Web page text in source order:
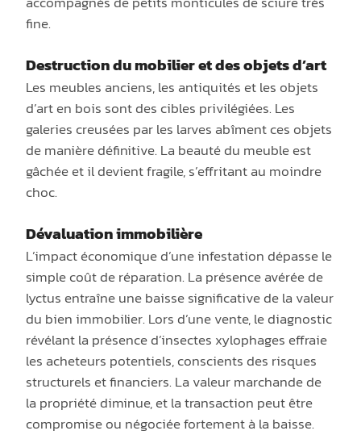
fine.
Destruction du mobilier et des objets d’art
Les meubles anciens, les antiquités et les objets
d’art en bois sont des cibles privilégiées. Les
galeries creusées par les larves abîment ces objets
de manière définitive. La beauté du meuble est
gâchée et il devient fragile, s’effritant au moindre
choc.
Dévaluation immobilière
L’impact économique d’une infestation dépasse le
simple coût de réparation. La présence avérée de
lyctus entraîne une baisse significative de la valeur
du bien immobilier. Lors d’une vente, le diagnostic
révélant la présence d’insectes xylophages effraie
les acheteurs potentiels, conscients des risques
structurels et financiers. La valeur marchande de
la propriété diminue, et la transaction peut être
compromise ou négociée fortement à la baisse.